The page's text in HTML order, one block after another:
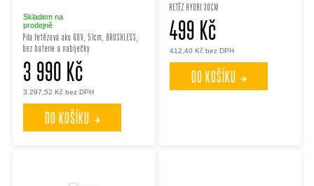
p
r
o
d
Pila řetězová aku 60V, 51cm, BRUSHLESS,
bez baterie a nabíječky
Skladem na
prodejně
3 297,52 Kč bez DPH
3 990 Kč
DO KOŠÍKU
RETĚZ RYOBI 30CM
412,40 Kč bez DPH
499 Kč
DO KOŠÍKU